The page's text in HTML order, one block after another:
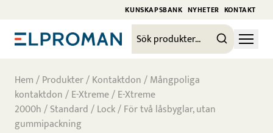
KUNSKAPSBANK NYHETER KONTAKT
Hem/Produkter/Kontaktdon/Mångpoliga
kontaktdon/E-Xtreme/E-Xtreme
2000h/Standard/Lock/ För två låsbyglar, utan
gummipackning